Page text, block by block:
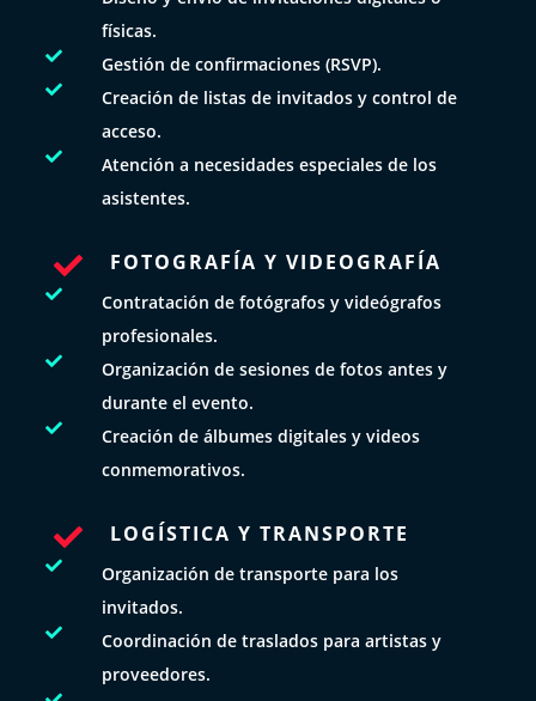
físicas.
 Gestión de confirmaciones (RSVP).

Creación de listas de invitados y control de
acceso.

Atención a necesidades especiales de los
asistentes.
 FOTOGRAFÍA Y VIDEOGRAFÍA

Contratación de fotógrafos y videógrafos
profesionales.

Organización de sesiones de fotos antes y
durante el evento.

Creación de álbumes digitales y videos
conmemorativos.
 LOGÍSTICA Y TRANSPORTE

Organización de transporte para los
invitados.

Coordinación de traslados para artistas y
proveedores.